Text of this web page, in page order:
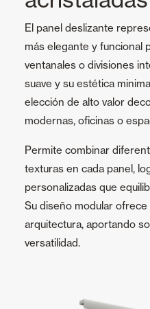
El panel deslizante
más elegante y funcional
ventanales o divisiones
suave y su estética
elección de alto valor
modernas, oficinas o
Permite combinar
texturas en cada panel,
personalizadas que
Su diseño modular
arquitectura, aportando
versatilidad.